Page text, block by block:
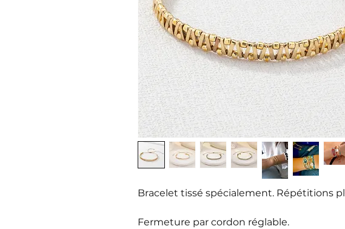
Bracelet tissé spécialement. Répétitions
Fermeture par cordon réglable.